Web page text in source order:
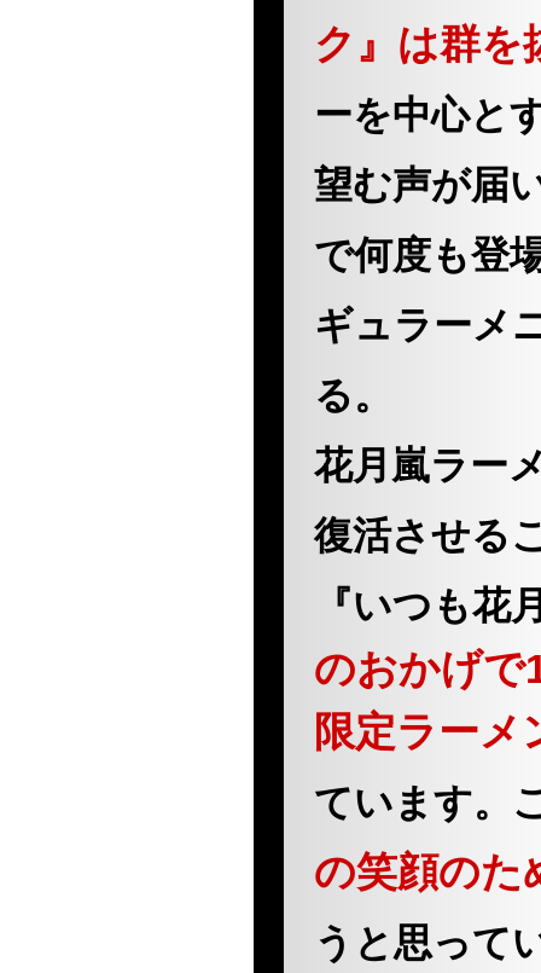
ク』は群を
ーを中心と
望む声が届
で何度も登
ギュラーメ
る。
花月嵐ラー
復活させる
『いつも花
のおかげで
限定ラーメ
ています。
の笑顔のた
うと思って